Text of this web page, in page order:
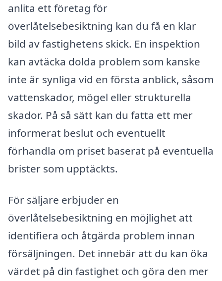
anlita ett företag för
överlåtelsebesiktning kan du få en klar
bild av fastighetens skick. En inspektion
kan avtäcka dolda problem som kanske
inte är synliga vid en första anblick, såsom
vattenskador, mögel eller strukturella
skador. På så sätt kan du fatta ett mer
informerat beslut och eventuellt
förhandla om priset baserat på eventuella
brister som upptäckts.
För säljare erbjuder en
överlåtelsebesiktning en möjlighet att
identifiera och åtgärda problem innan
försäljningen. Det innebär att du kan öka
värdet på din fastighet och göra den mer